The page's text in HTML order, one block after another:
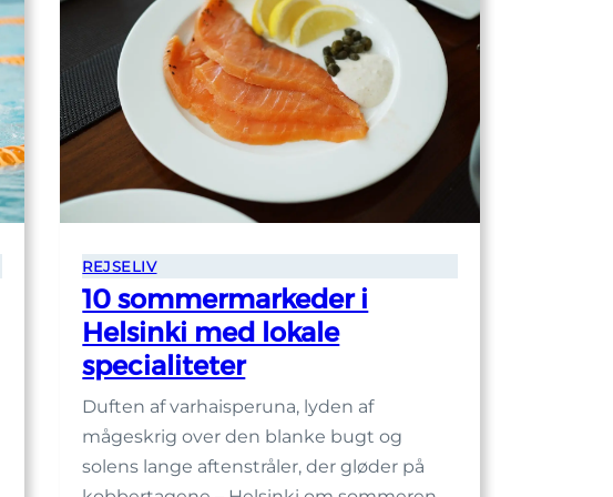
REJSELIV
10 sommermarkeder i
Helsinki med lokale
specialiteter
Duften af varhaisperuna, lyden af
mågeskrig over den blanke bugt og
solens lange aftenstråler, der gløder på